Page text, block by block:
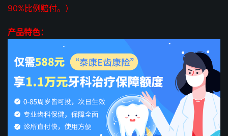
90%比例赔付。）
产品特色：